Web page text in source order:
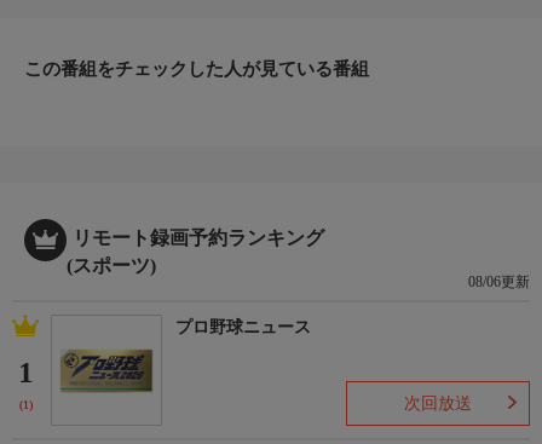
この番組をチェックした人が見ている番組
リモート録画予約ランキング
(スポーツ)
08/06更新
1
(1)
プロ野球ニュース
次回放送